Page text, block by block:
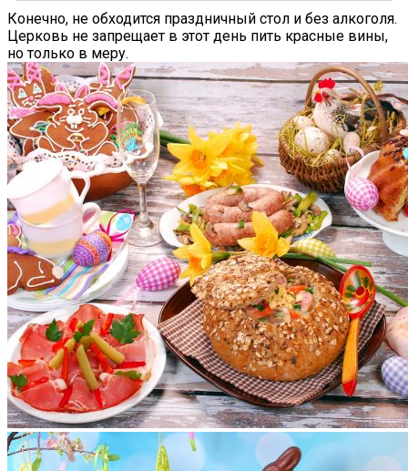
Конечно, не обходится праздничный стол и без алкоголя.
Церковь не запрещает в этот день пить красные вины,
но только в меру.